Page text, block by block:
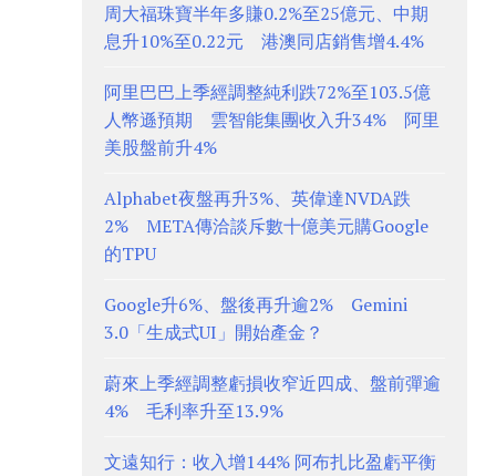
周大福珠寶半年多賺0.2%至25億元、中期
息升10%至0.22元 港澳同店銷售增4.4%
阿里巴巴上季經調整純利跌72%至103.5億
人幣遜預期 雲智能集團收入升34% 阿里
美股盤前升4%
Alphabet夜盤再升3%、英偉達NVDA跌
2% META傳洽談斥數十億美元購Google
的TPU
Google升6%、盤後再升逾2% Gemini
3.0「生成式UI」開始產金？
蔚來上季經調整虧損收窄近四成、盤前彈逾
4% 毛利率升至13.9%
文遠知行：收入增144% 阿布扎比盈虧平衡